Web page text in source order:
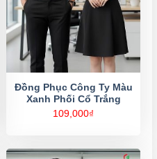
Đồng Phục Công Ty Màu
Xanh Phối Cổ Trắng
109,000₫